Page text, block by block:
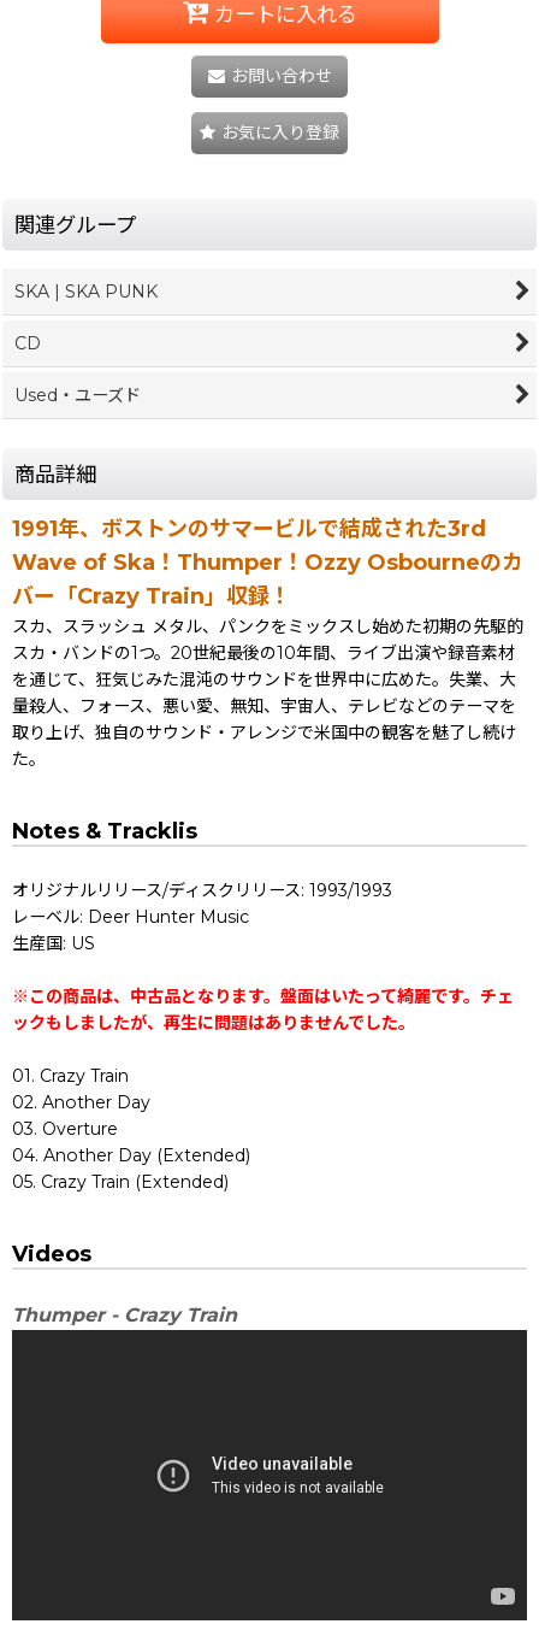
カートに入れる
お問い合わせ
お気に入り登録
関連グループ
SKA | SKA PUNK
CD
Used・ユーズド
商品詳細
1991年、ボストンのサマービルで結成された3rd
Wave of Ska！Thumper！Ozzy Osbourneのカ
バー「Crazy Train」収録！
スカ、スラッシュ メタル、パンクをミックスし始めた初期の先駆的
スカ・バンドの1つ。20世紀最後の10年間、ライブ出演や録音素材
を通じて、狂気じみた混沌のサウンドを世界中に広めた。失業、大
量殺人、フォース、悪い愛、無知、宇宙人、テレビなどのテーマを
取り上げ、独自のサウンド・アレンジで米国中の観客を魅了し続け
た。
Notes & Tracklis
オリジナルリリース/ディスクリリース: 1993/1993
レーベル: Deer Hunter Music
生産国: US
※この商品は、中古品となります。盤面はいたって綺麗です。チェ
ックもしましたが、再生に問題はありませんでした。
01. Crazy Train
02. Another Day
03. Overture
04. Another Day (Extended)
05. Crazy Train (Extended)
Videos
Thumper - Crazy Train